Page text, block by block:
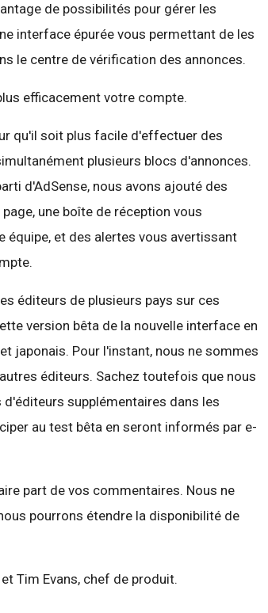
de possibilités pour gérer les
interface épurée vous permettant de les
le centre de vérification des annonces.
efficacement votre compte.
qu'il soit plus facile d'effectuer des
plusieurs blocs d'annonces.
d'AdSense, nous avons ajouté des
une boîte de réception vous
et des alertes vous avertissant
éditeurs de plusieurs pays sur ces
version bêta de la nouvelle interface en
japonais. Pour l'instant, nous ne sommes
éditeurs. Sachez toutefois que nous
supplémentaires dans les
au test bêta en seront informés par e-
part de vos commentaires. Nous ne
pourrons étendre la disponibilité de
Tim Evans, chef de produit.